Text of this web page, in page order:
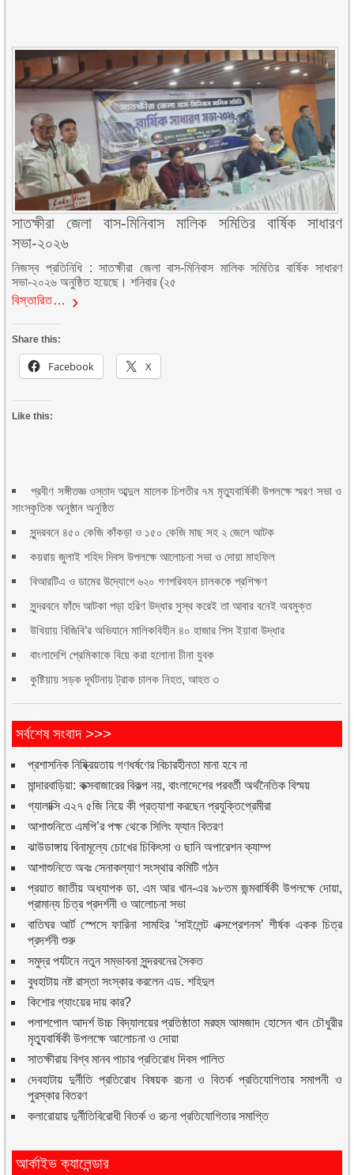
সাতক্ষীরা জেলা বাস-মিনিবাস মালিক সমিতির বার্ষিক সাধারণ
সভা-২০২৬
নিজস্ব প্রতিনিধি : সাতক্ষীরা জেলা বাস-মিনিবাস মালিক সমিতির বার্ষিক সাধারণ
সভা-২০২৬ অনুষ্ঠিত হয়েছে। শনিবার (২৫
বিস্তারিত…
Share this:
Facebook X
Like this:
প্রবীণ সঙ্গীতজ্ঞ ওস্তাদ আব্দুল মালেক চিশতীর ৭ম মৃত্যুবার্ষিকী উপলক্ষে স্মরণ সভা ও
সাংস্কৃতিক অনুষ্ঠান অনুষ্ঠিত
সুন্দরবনে ৪৫০ কেজি কাঁকড়া ও ১৫০ কেজি মাছ সহ ২ জেলে আটক
কয়রায় জুলাই শহিদ দিবস উপলক্ষে আলোচনা সভা ও দোয়া মাহফিল
বিআরটিএ ও ডামের উদ্যোগে ৬২০ গণপরিবহন চালককে প্রশিক্ষণ
সুন্দরবনে ফাঁদে আটকা পড়া হরিণ উদ্ধার সুস্থ করেই তা আবার বনেই অবমুক্ত
উখিয়ায় বিজিবি’র অভিযানে মালিকবিহীন ৪০ হাজার পিস ইয়াবা উদ্ধার
বাংলাদেশি প্রেমিকাকে বিয়ে করা হলোনা চীনা যুবক
কুষ্টিয়ায় সড়ক দূর্ঘটনায় ট্রাক চালক নিহত, আহত ৩
সর্বশেষ সংবাদ >>>
প্রশাসনিক নিষ্ক্রিয়তায় গণধর্ষণের বিচারহীনতা মানা হবে না
মান্দারবাড়িয়া: কক্সবাজারের বিকল্প নয়, বাংলাদেশের পরবর্তী অর্থনৈতিক বিস্ময়
গ্যালাক্সি এ২৭ ৫জি নিয়ে কী প্রত্যাশা করছেন প্রযুক্তিপ্রেমীরা
আশাশুনিতে এমপি’র পক্ষ থেকে সিলিং ফ্যান বিতরণ
ঝাউডাঙ্গায় বিনামূল্যে চোখের চিকিৎসা ও ছানি অপারেশন ক্যাম্প
আশাশুনিতে অবঃ সেনাকল্যাণ সংস্থার কমিটি গঠন
প্রয়াত জাতীয় অধ্যাপক ডা. এম আর খান-এর ৯৮তম জন্মবার্ষিকী উপলক্ষে দোয়া,
প্রামান্য চিত্র প্রদর্শনী ও আলোচনা সভা
বাতিঘর আর্ট স্পেসে ফারিনা সামহির ‘সাইলেন্ট এক্সপ্রেশনস’ শীর্ষক একক চিত্র
প্রদর্শনী শুরু
সমুদ্র পর্যটনে নতুন সম্ভাবনা সুন্দরবনের সৈকত
বুধহাটায় নষ্ট রাস্তা সংস্কার করলেন এড. শহিদুল
কিশোর গ্যাংয়ের দায় কার?
পলাশপোল আদর্শ উচ্চ বিদ্যালয়ের প্রতিষ্ঠাতা মরহুম আমজাদ হোসেন খান চৌধুরীর
মৃত্যুবার্ষিকী উপলক্ষে আলোচনা ও দোয়া
সাতক্ষীরায় বিশ্ব মানব পাচার প্রতিরোধ দিবস পালিত
দেবহাটায় দুর্নীতি প্রতিরোধ বিষয়ক রচনা ও বিতর্ক প্রতিযোগিতার সমাপনী ও
পুরস্কার বিতরণ
কলারোয়ায় দুর্নীতিবিরোধী বিতর্ক ও রচনা প্রতিযোগিতার সমাপ্তি
আর্কাইভ ক্যালেন্ডার